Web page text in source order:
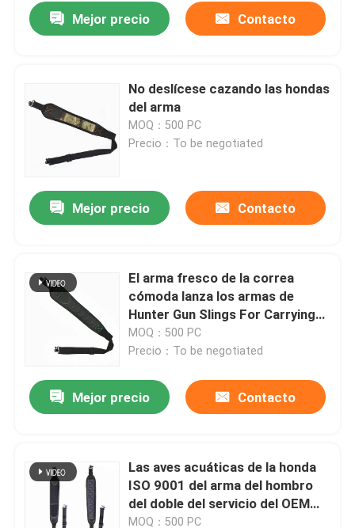
Productos
Sobre nosotros
Recorrido por la fábrica
Contacta con nosotros
Solicitar una cita
Bolso táctico del arma
Búsqueda del bolso del arma
Mejor precio Contacto
No deslícese cazando las hondas
del arma
MOQ：500 PC
Precio：To be negotiated
Mejor precio Contacto
El arma fresco de la correa
cómoda lanza los armas de
Hunter Gun Slings For Carrying
con una honda
MOQ：500 PC
Precio：To be negotiated
Mejor precio Contacto
Las aves acuáticas de la honda
ISO 9001 del arma del hombro
del doble del servicio del OEM
disparan contra la honda
MOQ：500 PC